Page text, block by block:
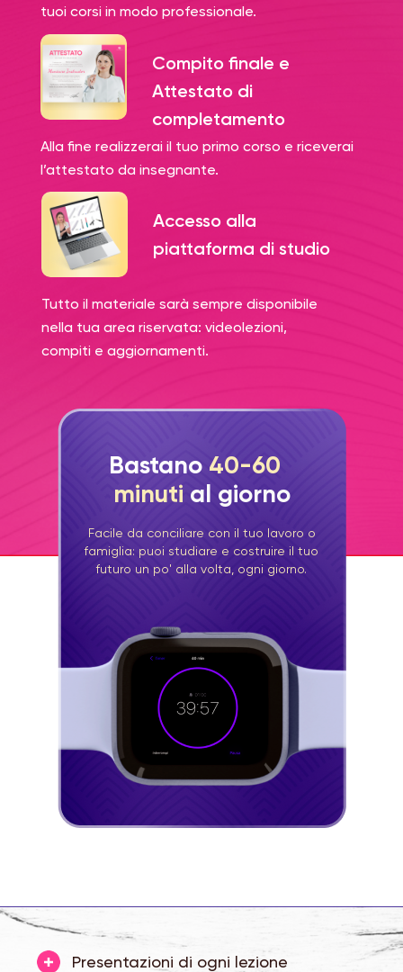
tuoi corsi in modo professionale.
Tutto il materiale sarà sempre disponibile
nella tua area riservata: videolezioni,
compiti e aggiornamenti.
Accesso alla
piattaforma di studio
Alla fine realizzerai il tuo primo corso e riceverai
l’attestato da insegnante.
Compito finale e
Attestato di
completamento
Facile da conciliare con il tuo lavoro o
famiglia: puoi studiare e costruire il tuo
futuro un po' alla volta, ogni giorno.
Bastano 40-60
minuti al giorno
Presentazioni di ogni lezione